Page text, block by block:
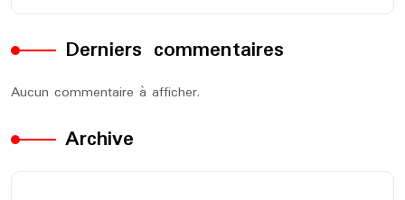
Derniers commentaires
Aucun commentaire à afficher.
Archive